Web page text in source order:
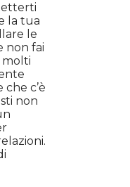
la tua
le
non fai
molti
c’è
non